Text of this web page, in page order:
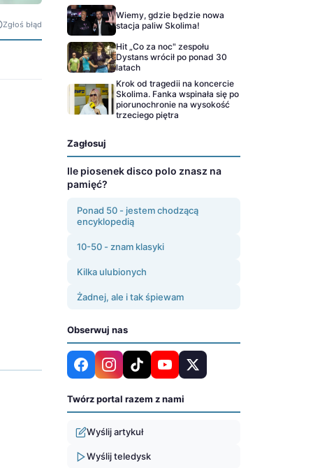
Zgłoś błąd
Wiemy, gdzie będzie nowa
stacja paliw Skolima!
Hit „Co za noc" zespołu
Dystans wrócił po ponad 30
latach
Krok od tragedii na koncercie
Skolima. Fanka wspinała się po
piorunochronie na wysokość
trzeciego piętra
Zagłosuj
Ile piosenek disco polo znasz na
pamięć?
Ponad 50 - jestem chodzącą
encyklopedią
10-50 - znam klasyki
Kilka ulubionych
Żadnej, ale i tak śpiewam
Obserwuj nas
Twórz portal razem z nami
Wyślij artykuł
Wyślij teledysk